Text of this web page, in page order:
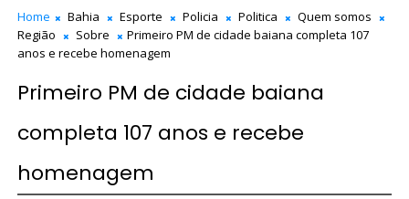
Home Bahia Esporte Policia Politica
Quem somos
Região
Sobre
Primeiro PM de cidade baiana completa 107
anos e recebe homenagem
Primeiro PM de cidade baiana
completa 107 anos e recebe
homenagem